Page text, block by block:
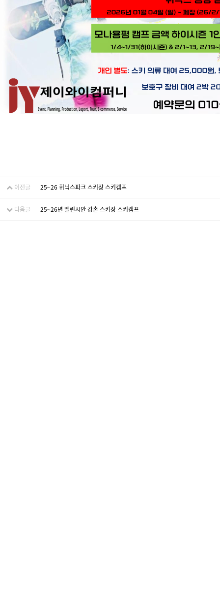
이전글 25~26 휘닉스파크 스키장 스키캠프
다음글 25~26년 엘린시안 강촌 스키장 스키캠프